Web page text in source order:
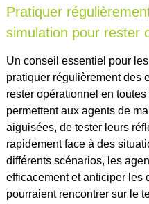
Pratiquer
simulation pour rester
Un conseil essentiel pour
pratiquer régulièrement des
rester opérationnel en
permettent aux agents de
aiguisées, de tester leurs
rapidement face à des
différents scénarios, les
efficacement et anticiper les
pourraient rencontrer sur le